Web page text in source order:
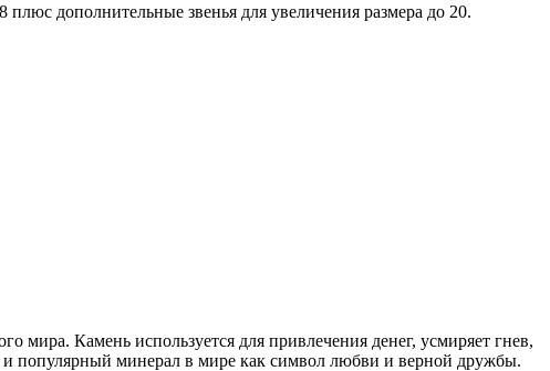
дополнительные звенья для увеличения размера до 20.
мира. Камень используется для привлечения денег, усмиряет гнев,
и популярный минерал в мире как символ любви и верной дружбы.